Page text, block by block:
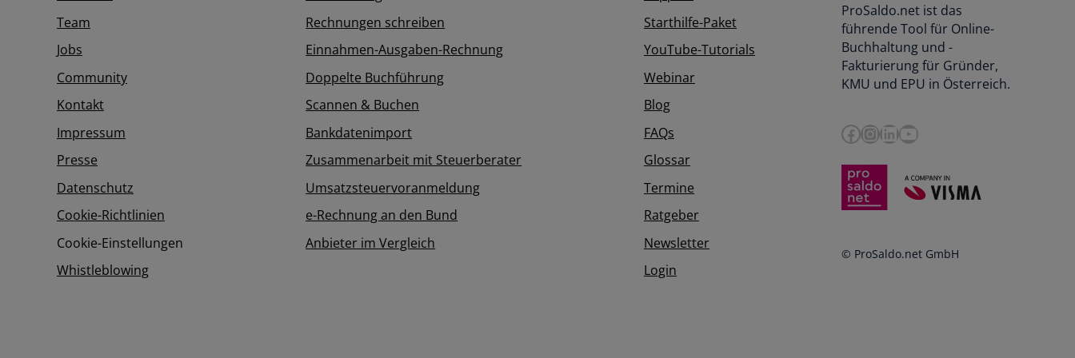
Team
Jobs
Community
Kontakt
Impressum
Presse
Datenschutz
Cookie-Richtlinien
Cookie-Einstellungen
Whistleblowing
Rechnungen schreiben
Einnahmen-Ausgaben-Rechnung
Doppelte Buchführung
Scannen & Buchen
Bankdatenimport
Zusammenarbeit mit Steuerberater
Umsatzsteuervoranmeldung
e-Rechnung an den Bund
Anbieter im Vergleich
Starthilfe-Paket
YouTube-Tutorials
Webinar
Blog
FAQs
Glossar
Termine
Ratgeber
Newsletter
Login
ProSaldo.net ist das
führende Tool für Online-
Buchhaltung und -
Fakturierung für Gründer,
KMU und EPU in Österreich.
Facebook InstagramLinkedIn YouTube
© ProSaldo.net GmbH